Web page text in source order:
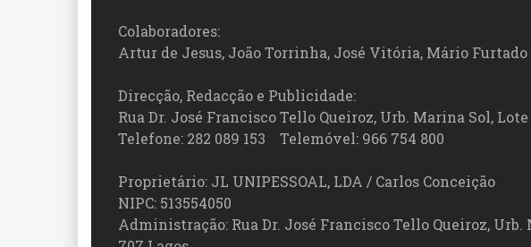
Colaboradores:
Artur de Jesus, João Torrinha, José Vitória, Mário
Direcção, Redacção e Publicidade:
Rua Dr. José Francisco Tello Queiroz, Urb. Marina Sol, Lote
Telefone: 282 089 153 Telemóvel: 966 754 800
Proprietário: JL UNIPESSOAL, LDA / Carlos Conceição
NIPC: 513554050
Administração: Rua Dr. José Francisco Tello Queiroz, Urb.